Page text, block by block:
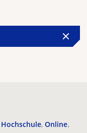
Hochschule Online